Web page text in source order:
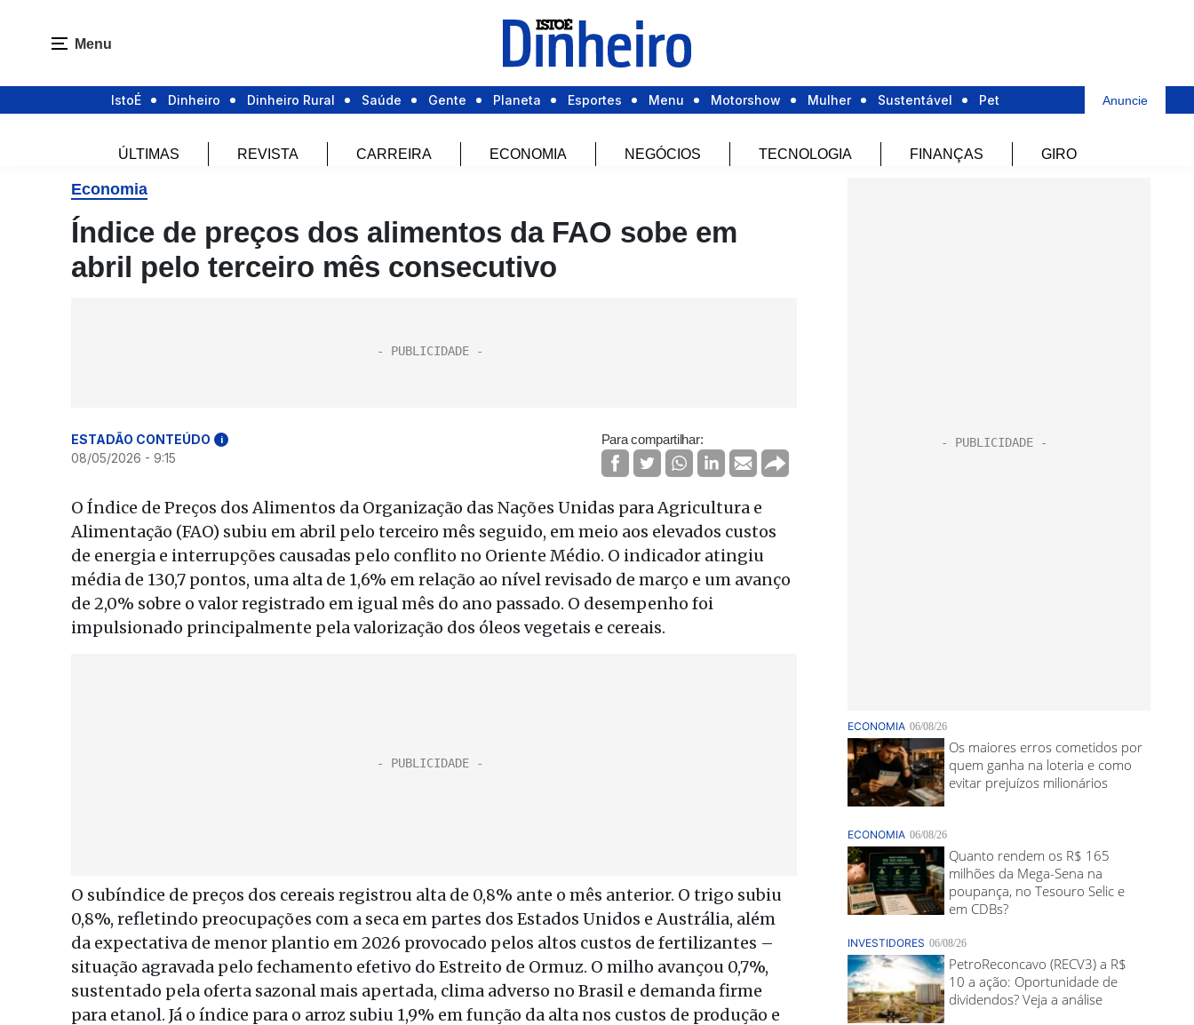
Menu
IstoÉ Dinheiro Dinheiro Rural Saúde Gente Planeta Esportes Menu Motorshow Mulher Sustentável Pet Anuncie
ÚLTIMAS REVISTA CARREIRA ECONOMIA NEGÓCIOS TECNOLOGIA FINANÇAS GIRO
Economia
Índice de preços dos alimentos da FAO sobe em
abril pelo terceiro mês consecutivo
ESTADÃO CONTEÚDO i
08/05/2026 - 9:15
Para compartilhar:
O Índice de Preços dos Alimentos da Organização das Nações Unidas para Agricultura e
Alimentação (FAO) subiu em abril pelo terceiro mês seguido, em meio aos elevados custos
de energia e interrupções causadas pelo conflito no Oriente Médio. O indicador atingiu
média de 130,7 pontos, uma alta de 1,6% em relação ao nível revisado de março e um avanço
de 2,0% sobre o valor registrado em igual mês do ano passado. O desempenho foi
impulsionado principalmente pela valorização dos óleos vegetais e cereais.
O subíndice de preços dos cereais registrou alta de 0,8% ante o mês anterior. O trigo subiu
0,8%, refletindo preocupações com a seca em partes dos Estados Unidos e Austrália, além
da expectativa de menor plantio em 2026 provocado pelos altos custos de fertilizantes –
situação agravada pelo fechamento efetivo do Estreito de Ormuz. O milho avançou 0,7%,
sustentado pela oferta sazonal mais apertada, clima adverso no Brasil e demanda firme
para etanol. Já o índice para o arroz subiu 1,9% em função da alta nos custos de produção e